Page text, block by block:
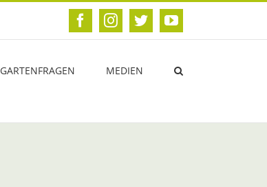
FacebookInstagram
TwitterYouTube
GARTENFRAGEN MEDIEN